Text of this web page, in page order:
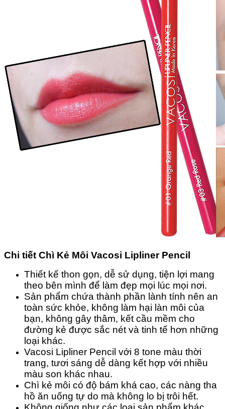
Chi tiết Chì Kẻ Môi Vacosi Lipliner Pencil
Thiết kế thon gọn, dễ sử dụng, tiện lợi mang
theo bên mình để làm đẹp mọi lúc mọi nơi.
Sản phẩm chứa thành phần lành tính nên an
toàn sức khỏe, không làm hại làn môi của
bạn, không gây thâm, kết cầu mềm cho
đường kẻ được sắc nét và tinh tế hơn những
loại khác.
Vacosi Lipliner Pencil với 8 tone màu thời
trang, tươi sáng dễ dàng kết hợp với nhiều
màu son khác nhau.
Chì kẻ môi có độ bám khá cao, các nàng tha
hồ ăn uống tự do mà không lo bị trôi hết.